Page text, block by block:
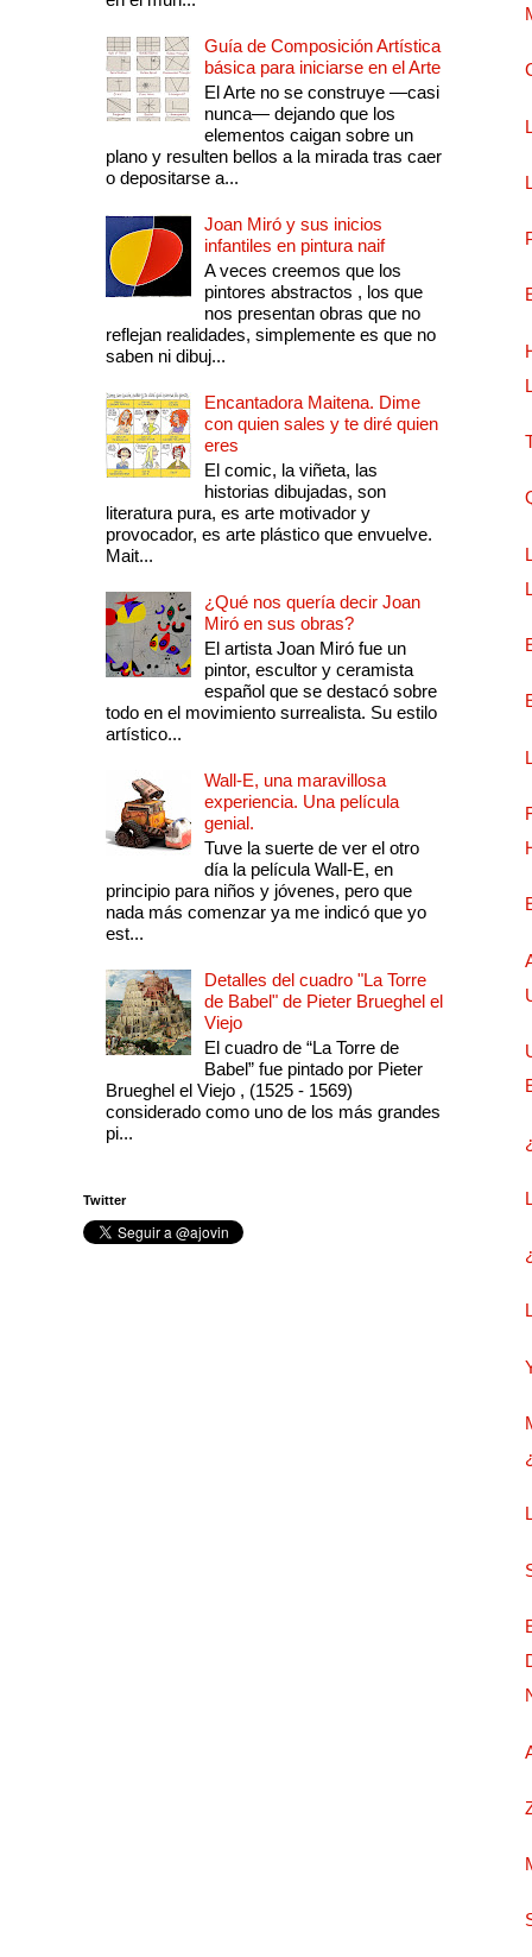
Guía de Composición Artística
básica para iniciarse en el Arte
El Arte no se construye —casi
nunca— dejando que los
elementos caigan sobre un
plano y resulten bellos a la mirada tras caer
o depositarse a...
Joan Miró y sus inicios
infantiles en pintura naif
A veces creemos que los
pintores abstractos , los que
nos presentan obras que no
reflejan realidades, simplemente es que no
saben ni dibuj...
Encantadora Maitena. Dime
con quien sales y te diré quien
eres
El comic, la viñeta, las
historias dibujadas, son
literatura pura, es arte motivador y
provocador, es arte plástico que envuelve.
Mait...
¿Qué nos quería decir Joan
Miró en sus obras?
El artista Joan Miró fue un
pintor, escultor y ceramista
español que se destacó sobre
todo en el movimiento surrealista. Su estilo
artístico...
Wall-E, una maravillosa
experiencia. Una película
genial.
Tuve la suerte de ver el otro
día la película Wall-E, en
principio para niños y jóvenes, pero que
nada más comenzar ya me indicó que yo
est...
Detalles del cuadro "La Torre
de Babel" de Pieter Brueghel el
Viejo
El cuadro de “La Torre de
Babel” fue pintado por Pieter
Brueghel el Viejo , (1525 - 1569)
considerado como uno de los más grandes
pi...
Twitter